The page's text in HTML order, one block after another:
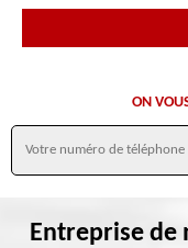
ON
Entreprise de